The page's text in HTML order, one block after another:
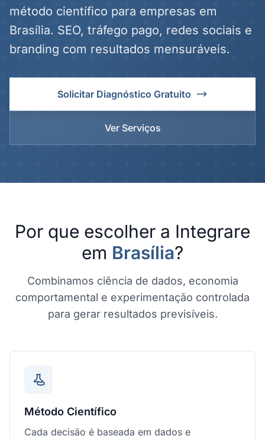
método científico para empresas em
Brasília. SEO, tráfego pago, redes sociais e
branding com resultados mensuráveis.
Solicitar Diagnóstico Gratuito
Ver Serviços
Por que escolher a Integrare
em Brasília?
Combinamos ciência de dados, economia
comportamental e experimentação controlada
para gerar resultados previsíveis.
Método Científico
Cada decisão é baseada em dados e